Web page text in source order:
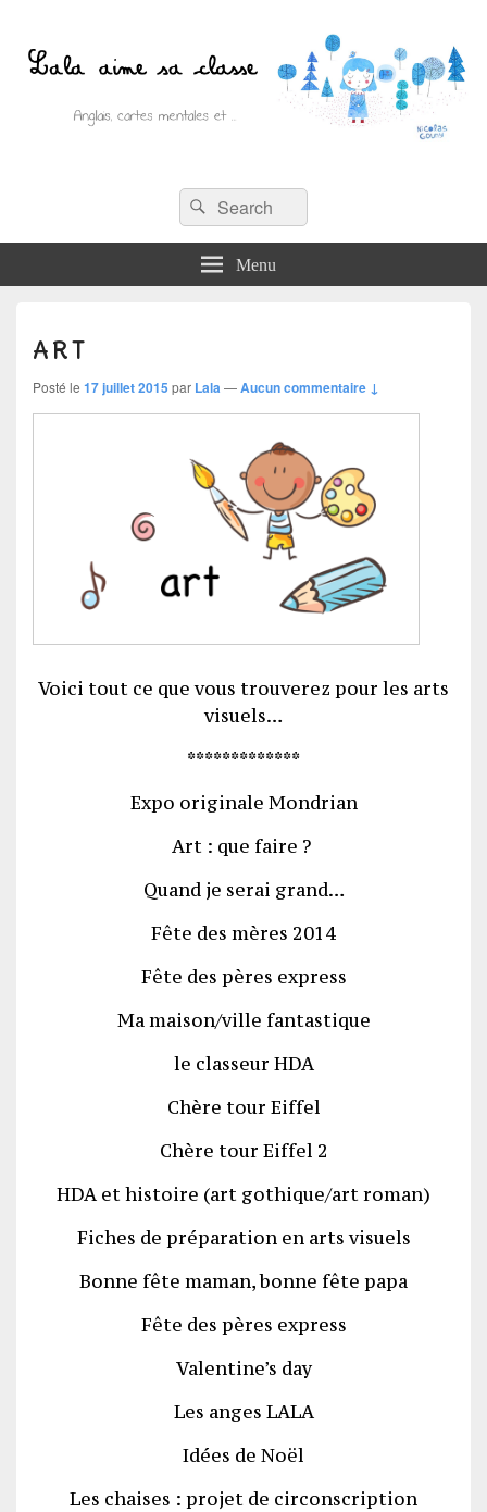
Lala aime sa classe
Anglais, cartes mentales et ….Recherche :
Rechercher
Menu
ART
Posté le 17 juillet 2015 par Lala—Aucun commentaire ↓
Voici tout ce que vous trouverez pour les arts
visuels…
*************
Expo originale Mondrian
Art : que faire ?
Quand je serai grand…
Fête des mères 2014
Fête des pères express
Ma maison/ville fantastique
le classeur HDA
Chère tour Eiffel
Chère tour Eiffel 2
HDA et histoire (art gothique/art roman)
Fiches de préparation en arts visuels
Bonne fête maman, bonne fête papa
Fête des pères express
Valentine’s day
Les anges LALA
Idées de Noël
Les chaises : projet de circonscription